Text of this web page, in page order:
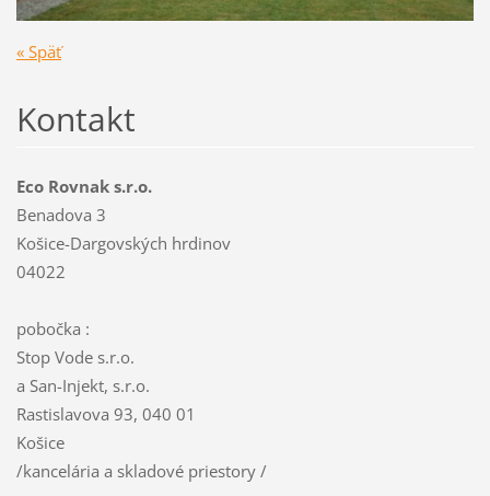
« Späť
Kontakt
Eco Rovnak s.r.o.
Benadova 3
Košice-Dargovských hrdinov
04022
pobočka :
Stop Vode s.r.o.
a San-Injekt, s.r.o.
Rastislavova 93, 040 01
Košice
/kancelária a skladové priestory /